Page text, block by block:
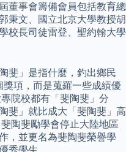
董事會籌備會員包括教育總
秉文、國立北京大學教授胡
校長司徒雷登、聖約翰大學
斐」是指什麼，釣出鄉民
獎項，而是蒐羅一些成績優
院校都有「斐陶斐」分
斐」就比成大「斐陶斐」高
陶斐勵學會停止大陸地區
，並更名為斐陶斐榮譽學
秀學生。